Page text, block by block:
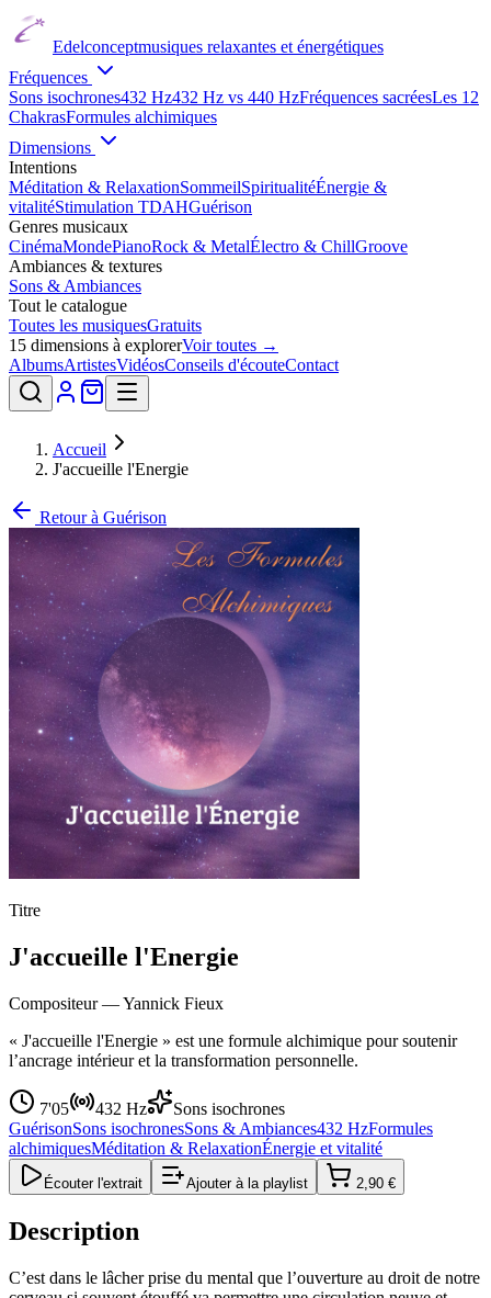
Edelconceptmusiques relaxantes et énergétiques
Fréquences
Sons isochrones432 Hz432 Hz vs 440 HzFréquences sacréesLes 12
ChakrasFormules alchimiques
Dimensions
Intentions
Méditation & RelaxationSommeilSpiritualitéÉnergie &
vitalitéStimulation TDAHGuérison
Genres musicaux
CinémaMondePianoRock & MetalÉlectro & ChillGroove
Ambiances & textures
Sons & Ambiances
Tout le catalogue
Toutes les musiquesGratuits
15 dimensions à explorerVoir toutes →
AlbumsArtistesVidéosConseils d'écouteContact
Accueil
J'accueille l'Energie
Retour à Guérison
Titre
J'accueille l'Energie
Compositeur —Yannick Fieux
« J'accueille l'Energie » est une formule alchimique pour soutenir
l’ancrage intérieur et la transformation personnelle.
7'05 432 Hz
Sons isochrones
GuérisonSons isochronesSons & Ambiances432 HzFormules
alchimiquesMéditation & RelaxationÉnergie et vitalité
Écouter l'extrait Ajouter à la playlist 2,90 €
Description
C’est dans le lâcher prise du mental que l’ouverture au droit de notre